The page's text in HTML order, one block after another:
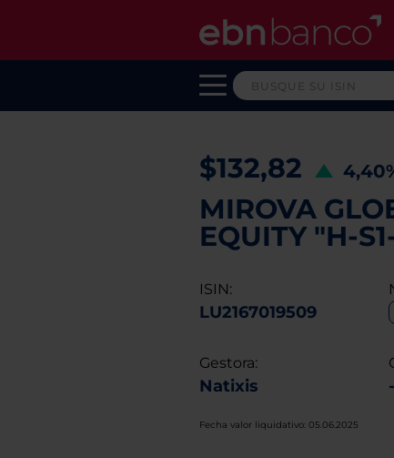
$132,82
MIROVA
EQUITY "H-
ISIN:
LU2167019509
Gestora:
Natixis -
Fecha valor liquidativo: 05.06.2025